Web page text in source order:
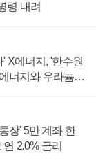
령 내려
X에너지, '한수원
너지와 우라늄
장' 5만 계좌 한
2.0% 금리